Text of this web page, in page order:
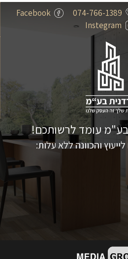
074-766-1389
Facebook
Instegram
בע"מ עומד לרשותכם!
והכוונה ללא עלות: